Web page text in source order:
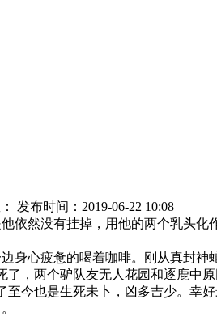
发布时间：2019-06-22 10:08
依然没有挂掉，用他的两个乳头
心疲惫的喝着咖啡。刚从真封
，两个驴队友无人花园和逐鹿中
今也是生死未卜，凶多吉少。幸